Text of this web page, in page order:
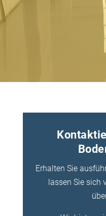
Erhalten Sie
lassen Sie sich